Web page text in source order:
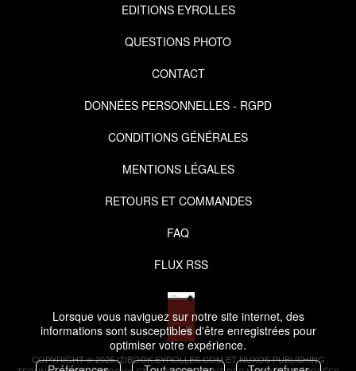
Lorsque vous naviguez sur notre site internet, des
informations sont susceptibles d'être enregistrées pour
optimiser votre expérience.
EDITIONS EYROLLES
QUESTIONS PHOTO
CONTACT
DONNÉES PERSONNELLES - RGPD
CONDITIONS GÉNÉRALES
MENTIONS LÉGALES
RETOURS ET COMMANDES
FAQ
FLUX RSS
COPYRIGHT © 2026 IZIBOOK.EYROLLES.COM ET NUXOS PUBLISHING